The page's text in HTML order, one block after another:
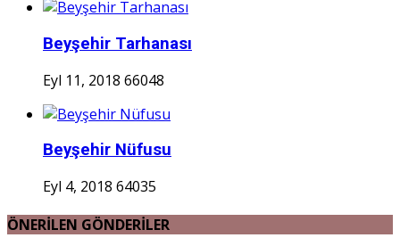
Beyşehir Tarhanası
Eyl 11, 2018 66048
Beyşehir Nüfusu
Eyl 4, 2018 64035
ÖNERİLEN GÖNDERİLER